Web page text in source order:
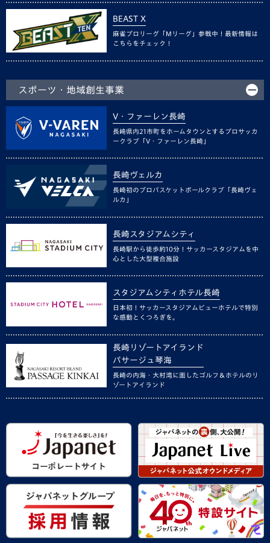
BEAST X
麻雀プロリーグ「Mリーグ」参戦中！最新情報は
こちらをチェック！
スポーツ・地域創生事業
V・ファーレン長崎
長崎県内21市町をホームタウンとするプロサッカ
ークラブ「V・ファーレン長崎」
長崎ヴェルカ
長崎初のプロバスケットボールクラブ「長崎ヴェ
ルカ」
長崎スタジアムシティ
長崎駅から徒歩約10分！サッカースタジアムを中
心とした大型複合施設
スタジアムシティホテル長崎
日本初！サッカースタジアムビューホテルで特別
な感動とくつろぎを。
長崎リゾートアイランド
パサージュ琴海
長崎の内海・大村湾に面したゴルフ＆ホテルのリ
ゾートアイランド